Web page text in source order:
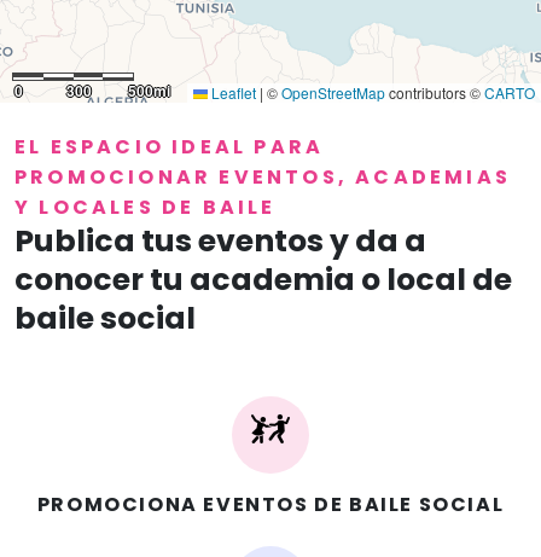
0 300 500mi Leaflet | ©OpenStreetMapcontributors ©CARTO
EL ESPACIO IDEAL PARA
PROMOCIONAR EVENTOS, ACADEMIAS
Y LOCALES DE BAILE
Publica tus eventos y da a
conocer tu academia o local de
baile social
PROMOCIONA EVENTOS DE BAILE SOCIAL